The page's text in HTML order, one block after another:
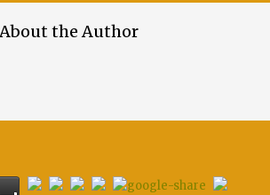
About the Author